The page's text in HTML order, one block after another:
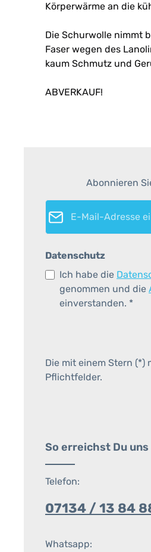
Körperwärme an die
Die Schurwolle nimmt
Faser wegen des
kaum Schmutz und
ABVERKAUF!
Abonnieren
E-Mail-Adresse*
Datenschutz
Ich habe die
genommen und die
einverstanden. *
Die mit einem Stern (*)
Pflichtfelder.
So erreichst Du uns
Telefon:
07134 / 13 84
Whatsapp: